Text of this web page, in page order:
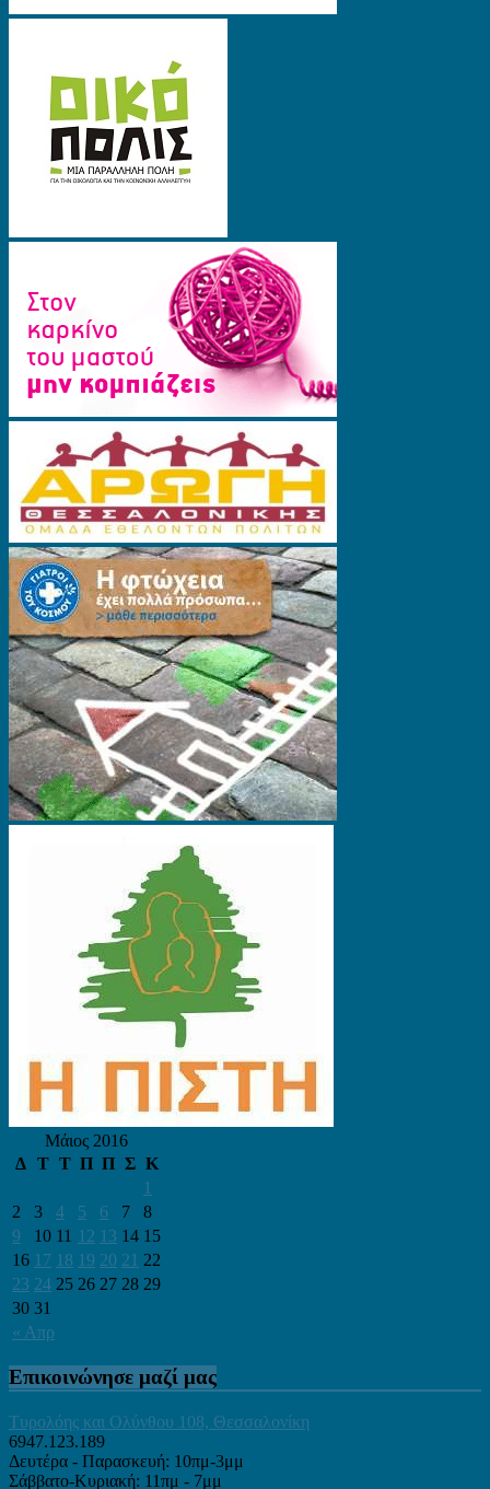
Μάιος 2016
Δ Τ Τ Π Π Σ Κ
« Απρ
1
2
3 4 5 6 7
8
9
10 11 12 13 14 15
16 17 18 19 20 21 22
23 24 25 26 27 28 29
30 31
Επικοινώνησε μαζί μας
Τυρολόης και Ολύνθου 108, Θεσσαλονίκη
6947.123.189
Δευτέρα - Παρασκευή: 10πμ-3μμ
Σάββατο-Κυριακή: 11πμ - 7μμ